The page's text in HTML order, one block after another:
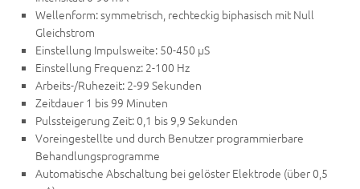
Wellenform: symmetrisch, rechteckig biphasisch mit Null
Gleichstrom
Einstellung Impulsweite: 50-450 µS
Einstellung Frequenz: 2-100 Hz
Arbeits-/Ruhezeit: 2-99 Sekunden
Zeitdauer 1 bis 99 Minuten
Pulssteigerung Zeit: 0,1 bis 9,9 Sekunden
Voreingestellte und durch Benutzer programmierbare
Behandlungsprogramme
Automatische Abschaltung bei gelöster Elektrode (über 0,5